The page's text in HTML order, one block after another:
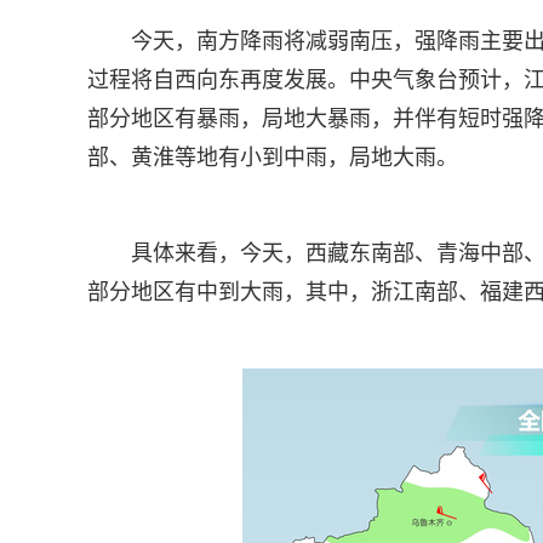
今天，南方降雨将减弱南压，强降雨主要
过程将自西向东再度发展。中央气象台预计，
部分地区有暴雨，局地大暴雨，并伴有短时强
部、黄淮等地有小到中雨，局地大雨。
具体来看，今天，西藏东南部、青海中部
部分地区有中到大雨，其中，浙江南部、福建